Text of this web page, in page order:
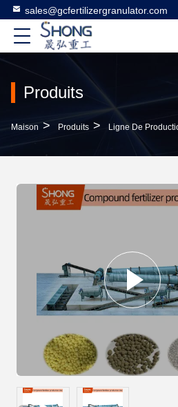
sales@gcfertilizergranulator.com
Produits
Maison > Produits > Ligne De Production